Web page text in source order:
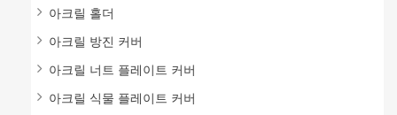
아크릴 홀더
아크릴 방진 커버
아크릴 너트 플레이트 커버
아크릴 식물 플레이트 커버